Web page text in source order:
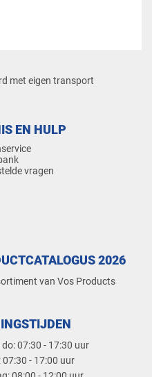
EN HULP
vragen
2026
van Vos Products
07:30 - 17:30 uur
07:30 - 17:00 uur
met eigen transport